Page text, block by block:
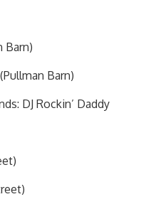
Barn)
Barn)
DJ Rockin’ Daddy